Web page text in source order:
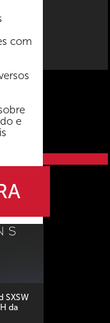
com
e
SXSW
da